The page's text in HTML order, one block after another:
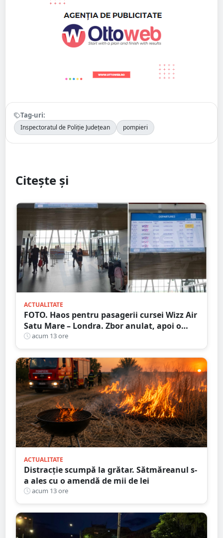
Tag-uri:
Inspectoratul de Poliție Județean pompieri
Citește și
ACTUALITATE
FOTO. Haos pentru pasagerii cursei Wizz Air
Satu Mare – Londra. Zbor anulat, apoi o
nouă întârziere. Fără explicații clare
acum 13 ore
ACTUALITATE
Distracție scumpă la grătar. Sătmăreanul s-
a ales cu o amendă de mii de lei
acum 13 ore